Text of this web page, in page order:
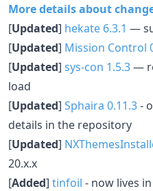
More details about
[Updated] hekate 6.3.1 —
[Updated] Mission Control
[Updated] sys-con 1.5.3—
load
[Updated] Sphaira 0.11.3-
details in the repository
[Updated]
20.x.x
[Added] tinfoil - now lives